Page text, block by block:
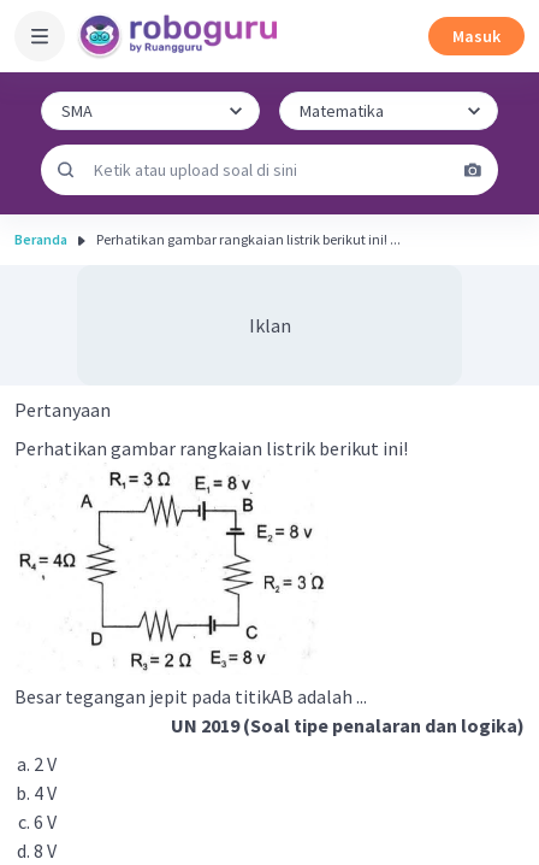
Masuk
Beranda Perhatikan gambar rangkaian listrik berikut ini! ...
Iklan
Pertanyaan
Perhatikan gambar rangkaian listrik berikut ini!
Besar tegangan jepit pada titikAB adalah ...
UN 2019 (Soal tipe penalaran dan logika)
2 V
4 V
6 V
8 V